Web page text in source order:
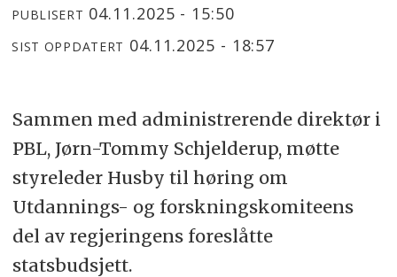
PUBLISERT 04.11.2025 - 15:50
SIST OPPDATERT 04.11.2025 - 18:57
Sammen med administrerende direktør i
PBL, Jørn-Tommy Schjelderup, møtte
styreleder Husby til høring om
Utdannings- og forskningskomiteens
del av regjeringens foreslåtte
statsbudsjett.